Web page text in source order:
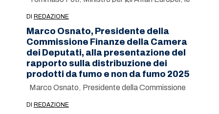
DI REDAZIONE
Marco Osnato, Presidente della
Commissione Finanze della Camera
dei Deputati, alla presentazione del
rapporto sulla distribuzione dei
prodotti da fumo e non da fumo 2025
Marco Osnato, Presidente della Commissione
DI REDAZIONE